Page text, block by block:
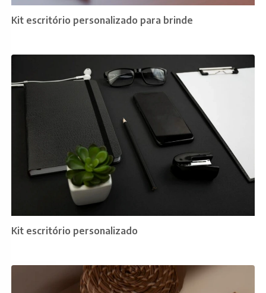
Kit escritório personalizado para brinde
Kit escritório personalizado